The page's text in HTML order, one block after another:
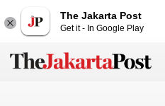
The Jakarta Post
Get it - In Google Play